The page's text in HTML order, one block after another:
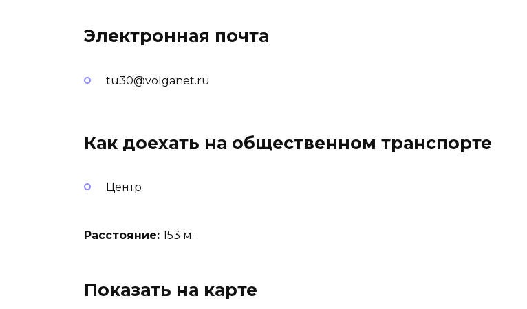
Электронная почта
tu30@volganet.ru
Как доехать на общественном транспорте
Центр
Расстояние: 153 м.
Показать на карте